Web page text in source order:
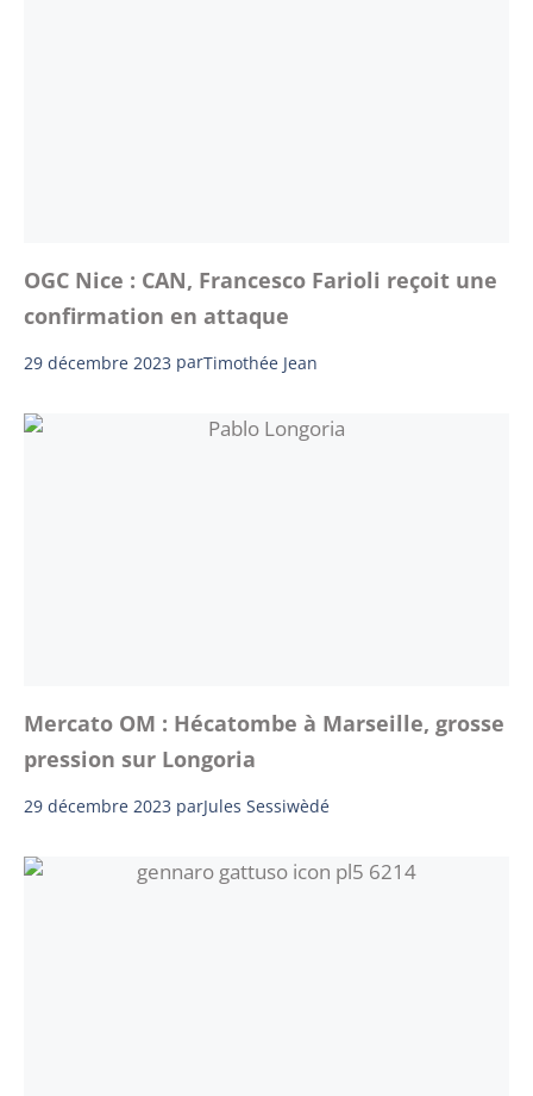
OGC Nice : CAN, Francesco Farioli reçoit une
confirmation en attaque
29 décembre 2023 parTimothée Jean
Mercato OM : Hécatombe à Marseille, grosse
pression sur Longoria
29 décembre 2023 parJules Sessiwèdé